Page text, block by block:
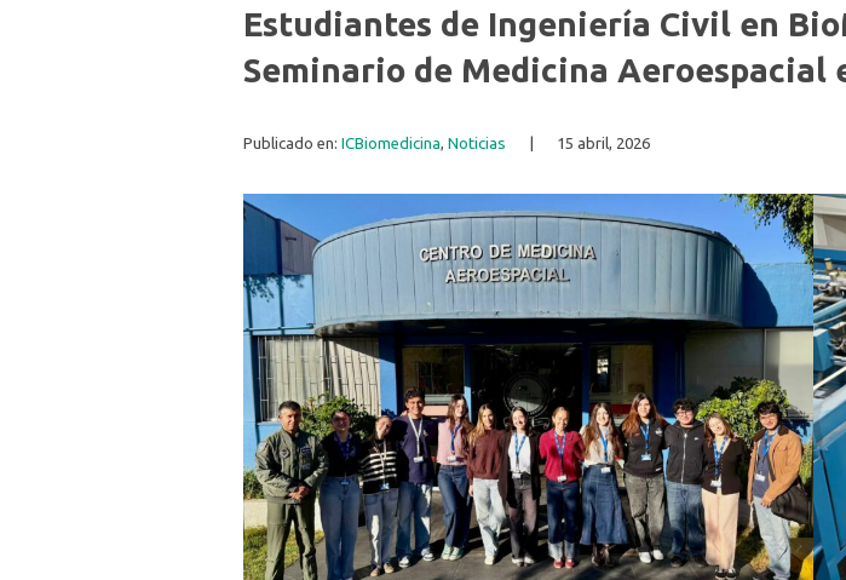
Estudiantes de Ingeniería Civil en
Seminario de Medicina Aeroespacial
Publicado en: ICBiomedicina, Noticias 15 abril, 2026